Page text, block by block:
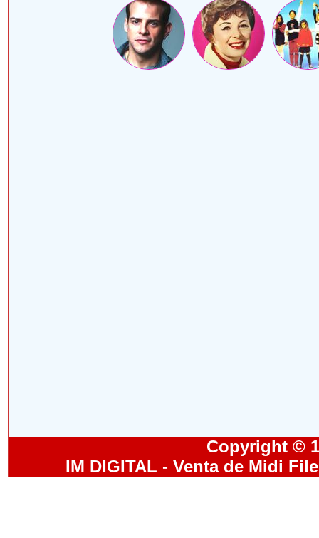
Copyright ©
IM DIGITAL - Venta de Midi